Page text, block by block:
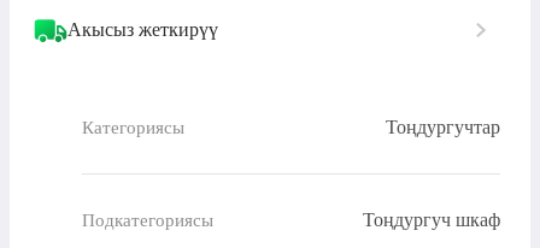
Акысыз жеткирүү
Категориясы Тоңдургучтар
Подкатегориясы Тоңдургуч шкаф